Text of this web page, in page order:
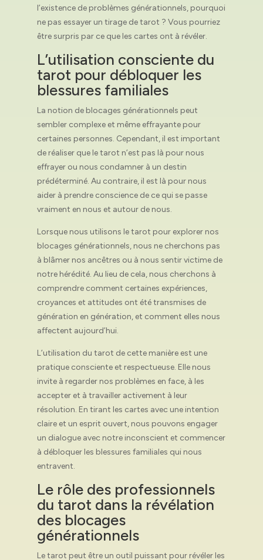
l’existence de problèmes générationnels, pourquoi
ne pas essayer un tirage de tarot ? Vous pourriez
être surpris par ce que les cartes ont à révéler.
L’utilisation consciente du
tarot pour débloquer les
blessures familiales
La notion de blocages générationnels peut
sembler complexe et même effrayante pour
certaines personnes. Cependant, il est important
de réaliser que le tarot n’est pas là pour nous
effrayer ou nous condamner à un destin
prédéterminé. Au contraire, il est là pour nous
aider à prendre conscience de ce qui se passe
vraiment en nous et autour de nous.
Lorsque nous utilisons le tarot pour explorer nos
blocages générationnels, nous ne cherchons pas
à blâmer nos ancêtres ou à nous sentir victime de
notre hérédité. Au lieu de cela, nous cherchons à
comprendre comment certaines expériences,
croyances et attitudes ont été transmises de
génération en génération, et comment elles nous
affectent aujourd’hui.
L’utilisation du tarot de cette manière est une
pratique consciente et respectueuse. Elle nous
invite à regarder nos problèmes en face, à les
accepter et à travailler activement à leur
résolution. En tirant les cartes avec une intention
claire et un esprit ouvert, nous pouvons engager
un dialogue avec notre inconscient et commencer
à débloquer les blessures familiales qui nous
entravent.
Le rôle des professionnels
du tarot dans la révélation
des blocages
générationnels
Le tarot peut être un outil puissant pour révéler les